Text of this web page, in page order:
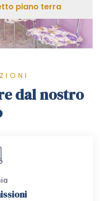
piano terra
dal nostro